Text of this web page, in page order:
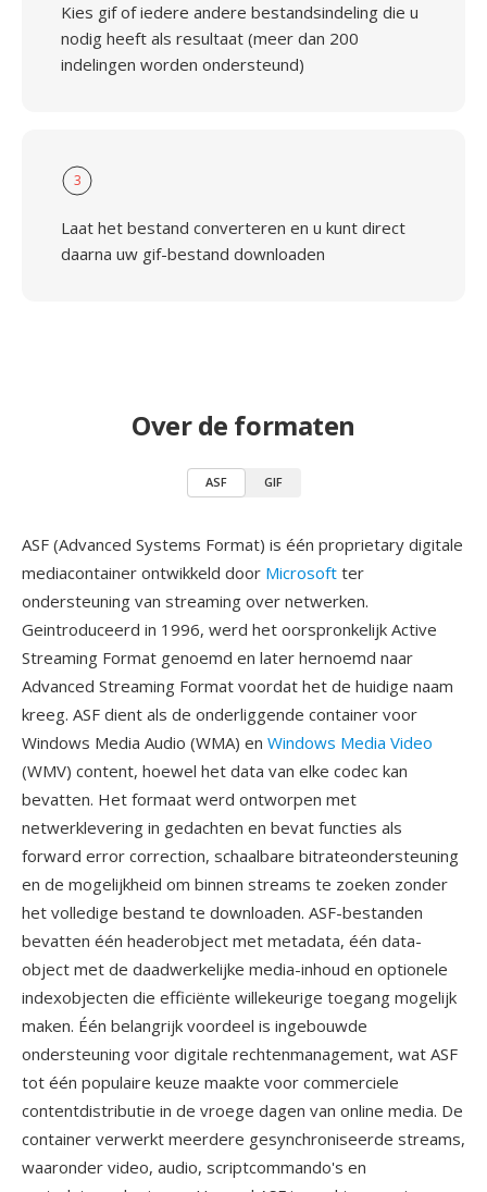
Kies gif of iedere andere bestandsindeling die u
nodig heeft als resultaat (meer dan 200
indelingen worden ondersteund)
3
Laat het bestand converteren en u kunt direct
daarna uw gif-bestand downloaden
Over de formaten
ASF GIF
ASF (Advanced Systems Format) is één proprietary digitale
mediacontainer ontwikkeld door Microsoft ter
ondersteuning van streaming over netwerken.
Geintroduceerd in 1996, werd het oorspronkelijk Active
Streaming Format genoemd en later hernoemd naar
Advanced Streaming Format voordat het de huidige naam
kreeg. ASF dient als de onderliggende container voor
Windows Media Audio (WMA) en Windows Media Video
(WMV) content, hoewel het data van elke codec kan
bevatten. Het formaat werd ontworpen met
netwerklevering in gedachten en bevat functies als
forward error correction, schaalbare bitrateondersteuning
en de mogelijkheid om binnen streams te zoeken zonder
het volledige bestand te downloaden. ASF-bestanden
bevatten één headerobject met metadata, één data-
object met de daadwerkelijke media-inhoud en optionele
indexobjecten die efficiënte willekeurige toegang mogelijk
maken. Één belangrijk voordeel is ingebouwde
ondersteuning voor digitale rechtenmanagement, wat ASF
tot één populaire keuze maakte voor commerciele
contentdistributie in de vroege dagen van online media. De
container verwerkt meerdere gesynchroniseerde streams,
waaronder video, audio, scriptcommando's en